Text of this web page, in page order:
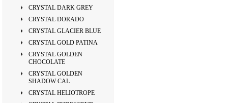
CRYSTAL DARK GREY
CRYSTAL DORADO
CRYSTAL GLACIER BLUE
CRYSTAL GOLD PATINA
CRYSTAL GOLDEN
CHOCOLATE
CRYSTAL GOLDEN
SHADOW CAL
CRYSTAL HELIOTROPE